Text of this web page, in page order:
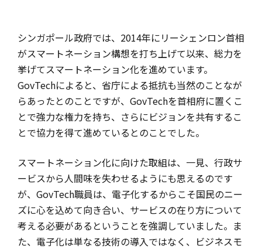
シンガポール政府では、2014年にリーシェンロン首相
がスマートネーション構想を打ち上げて以来、総力を
挙げてスマートネーション化を進めています。
GovTechによると、省庁による抵抗も当然のことなが
らあったとのことですが、GovTechを首相府に置くこ
とで強力な権力を持ち、さらにビジョンを共有するこ
とで協力を得て進めているとのことでした。
スマートネーション化に向けた取組は、一見、行政サ
ービスから人間味を失わせるようにも思えるのです
が、GovTech職員は、電子化するからこそ国民のニー
ズに心を込めて向き合い、サービスの在り方について
考える必要があるということを強調していました。ま
た、電子化は単なる技術の導入ではなく、ビジネスモ